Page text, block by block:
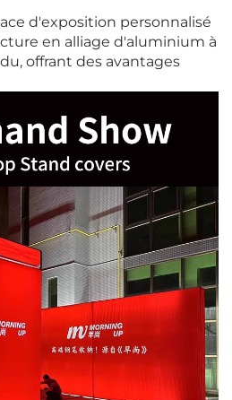
d'exposition personnalisé
en alliage d'aluminium à
offrant des avantages